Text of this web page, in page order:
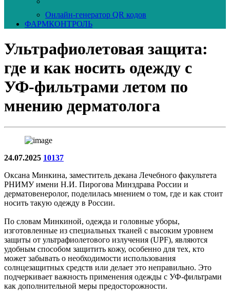
Онлайн-генератор QR кодов
ФАРМКОНТРОЛЬ
Ультрафиолетовая защита:
где и как носить одежду с
УФ-фильтрами летом по
мнению дерматолога
24.07.2025 10137
Оксана Минкина, заместитель декана Лечебного факультета
РНИМУ имени Н.И. Пирогова Минздрава России и
дерматовенеролог, поделилась мнением о том, где и как стоит
носить такую одежду в России.
По словам Минкиной, одежда и головные уборы,
изготовленные из специальных тканей с высоким уровнем
защиты от ультрафиолетового излучения (UPF), являются
удобным способом защитить кожу, особенно для тех, кто
может забывать о необходимости использования
солнцезащитных средств или делает это неправильно. Это
подчеркивает важность применения одежды с УФ-фильтрами
как дополнительной меры предосторожности.